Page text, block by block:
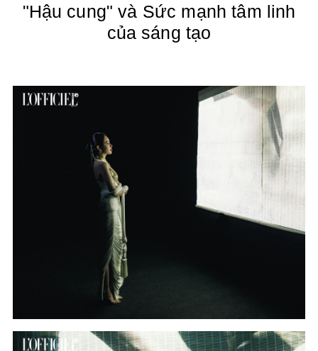
"Hậu cung" và Sức mạnh tâm linh
của sáng tạo